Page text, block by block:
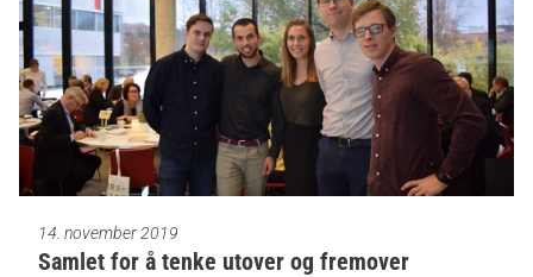
14. november 2019
Samlet for å tenke utover og fremover